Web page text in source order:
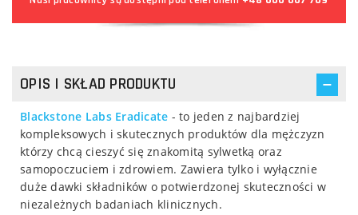
OPIS I SKŁAD PRODUKTU
Blackstone Labs Eradicate - to jeden z najbardziej
kompleksowych i skutecznych produktów dla mężczyzn
którzy chcą cieszyć się znakomitą sylwetką oraz
samopoczuciem i zdrowiem. Zawiera tylko i wyłącznie
duże dawki składników o potwierdzonej skuteczności w
niezależnych badaniach klinicznych.